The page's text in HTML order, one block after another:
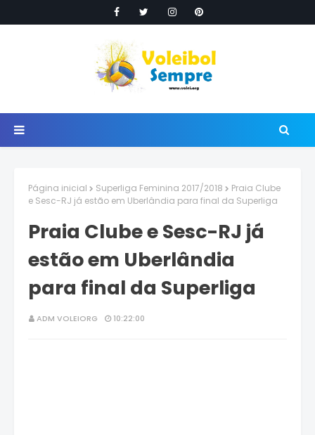
Página inicial Superliga Feminina 2017/2018
Praia Clube
e Sesc-RJ já estão em Uberlândia para final da Superliga
Praia Clube e Sesc-RJ já
estão em Uberlândia
para final da Superliga
ADM VOLEIORG 10:22:00